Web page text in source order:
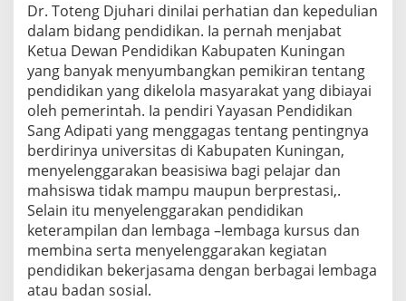
Dr. Toteng Djuhari dinilai perhatian dan kepedulian
dalam bidang pendidikan. Ia pernah menjabat
Ketua Dewan Pendidikan Kabupaten Kuningan
yang banyak menyumbangkan pemikiran tentang
pendidikan yang dikelola masyarakat yang dibiayai
oleh pemerintah. Ia pendiri Yayasan Pendidikan
Sang Adipati yang menggagas tentang pentingnya
berdirinya universitas di Kabupaten Kuningan,
menyelenggarakan beasisiwa bagi pelajar dan
mahsiswa tidak mampu maupun berprestasi,.
Selain itu menyelenggarakan pendidikan
keterampilan dan lembaga –lembaga kursus dan
membina serta menyelenggarakan kegiatan
pendidikan bekerjasama dengan berbagai lembaga
atau badan sosial.